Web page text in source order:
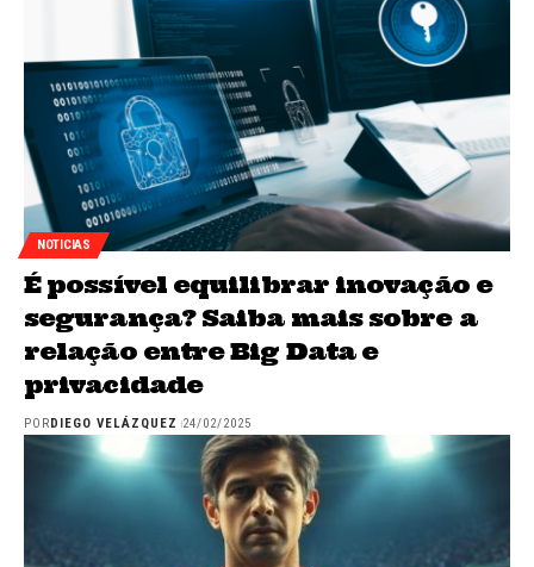
NOTICIAS
É possível equilibrar inovação e
segurança? Saiba mais sobre a
relação entre Big Data e
privacidade
PORDIEGO VELÁZQUEZ 24/02/2025